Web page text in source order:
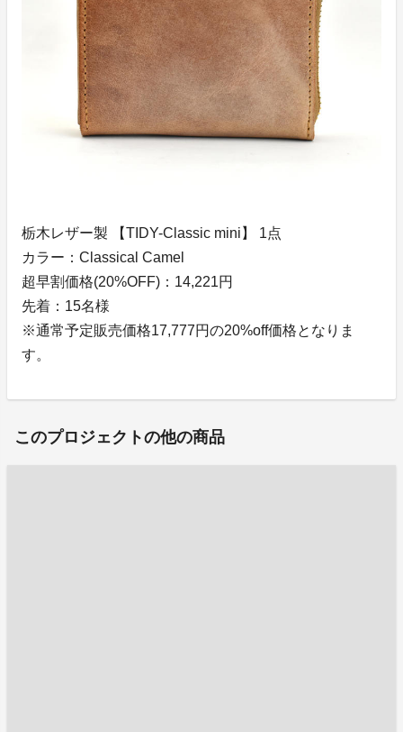
栃木レザー製 【TIDY-Classic mini】 1点
カラー：Classical Camel
超早割価格(20%OFF)：14,221円
先着：15名様
※通常予定販売価格17,777円の20%off価格となりま
す。
このプロジェクトの他の商品